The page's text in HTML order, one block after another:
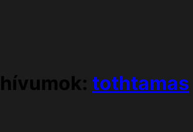
tothtamas